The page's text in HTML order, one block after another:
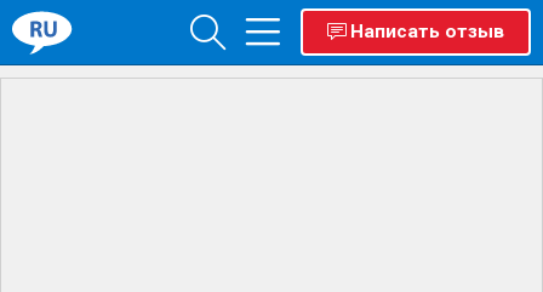
Написать отзыв